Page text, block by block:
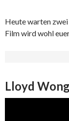
Heute warten
Film wird wohl
Lloyd